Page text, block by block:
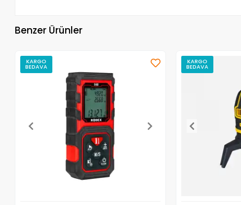
Benzer Ürünler
KARGO
BEDAVA
KARGO
BEDAVA